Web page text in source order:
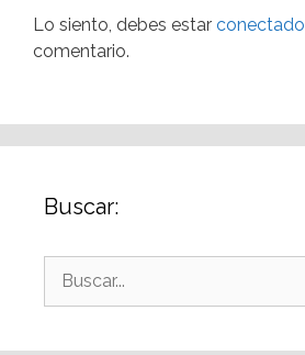
Lo siento, debes estar conectado
comentario.
Buscar: